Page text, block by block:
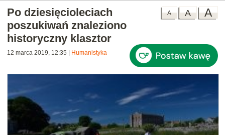
A
A
A
Po dziesięcioleciach
poszukiwań znaleziono
historyczny klasztor
12 marca 2019, 12:35 Humanistyka